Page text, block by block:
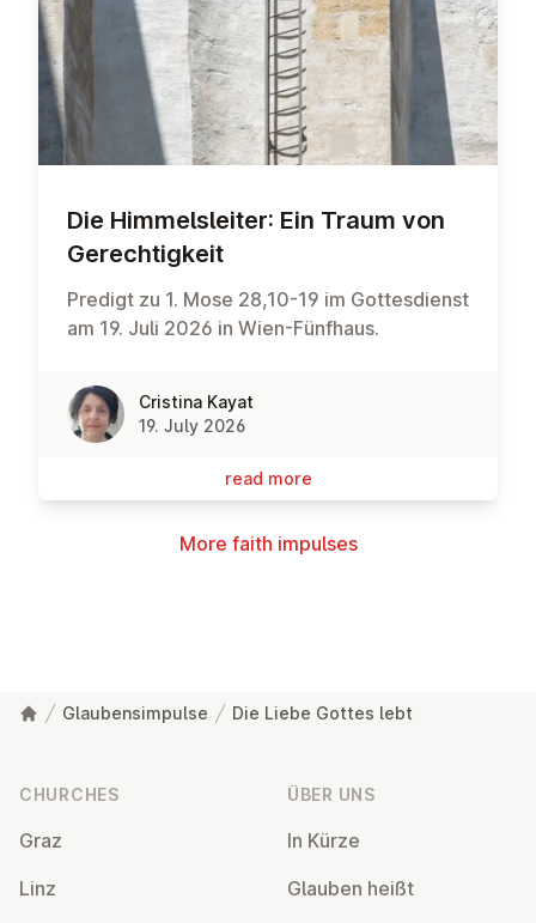
Die Him­melsleit­er: Ein Traum von
Gerechtigkeit
Predigt zu 1. Mose 28,10-19 im Gottesdienst
am 19. Juli 2026 in Wien-Fünfhaus.
Cristina Kayat
19. July 2026
read more
More faith impulses
Glaubensimpulse Die Liebe Gottes lebt
CHURCHES
Graz
Linz
ÜBER UNS
In Kürze
Glauben heißt